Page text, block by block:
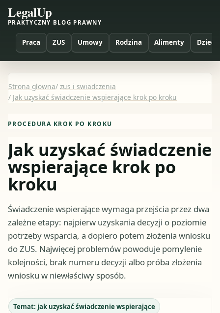
LegalUp
PRAKTYCZNY BLOG PRAWNY
Praca ZUS Umowy Rodzina Alimenty Dzieci
Strona glowna/ zus i swiadczenia
/ Jak uzyskać świadczenie wspierające krok po kroku
PROCEDURA KROK PO KROKU
Jak uzyskać świadczenie
wspierające krok po
kroku
Świadczenie wspierające wymaga przejścia przez dwa
zależne etapy: najpierw uzyskania decyzji o poziomie
potrzeby wsparcia, a dopiero potem złożenia wniosku
do ZUS. Najwięcej problemów powoduje pomylenie
kolejności, brak numeru decyzji albo próba złożenia
wniosku w niewłaściwy sposób.
Temat: jak uzyskać świadczenie wspierające